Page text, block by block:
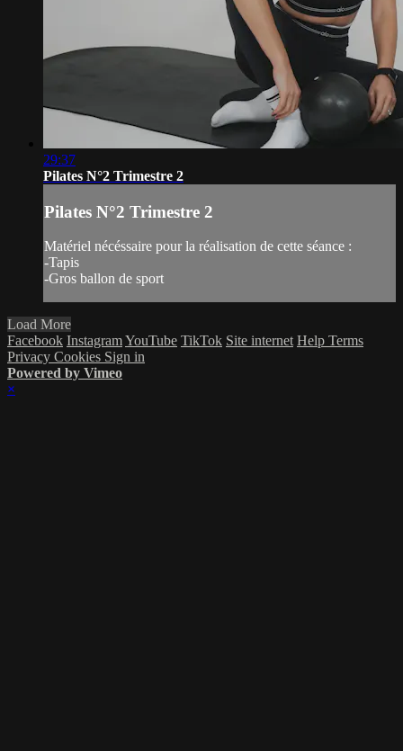
29:37
Pilates N°2 Trimestre 2
Pilates N°2 Trimestre 2
Matériel nécéssaire pour la réalisation de cette séance :
-Tapis
-Gros ballon de sport
Load More
Facebook InstagramYouTube TikTok Site internet Help Terms
Privacy Cookies Sign in
Powered by Vimeo
×